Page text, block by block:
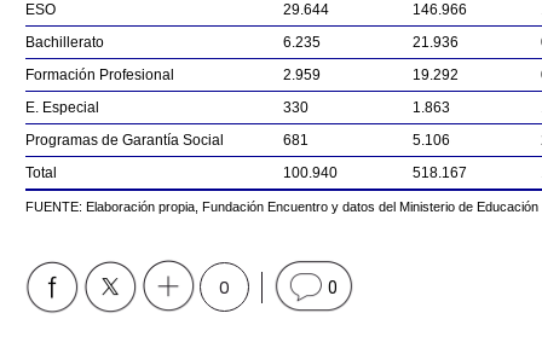
ESO
29.644 146.966
Bachillerato
6.235 21.936
Formación Profesional
2.959 19.292
E. Especial
330 1.863
Programas de Garantía Social
681 5.106
Total
100.940 518.167
FUENTE: Elaboración propia, Fundación Encuentro y datos del Ministerio de Educación
0 0